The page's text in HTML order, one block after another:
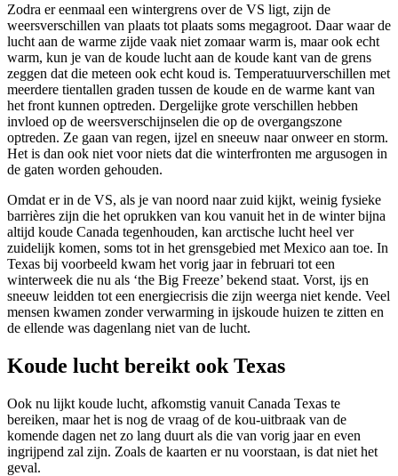
Zodra er eenmaal een wintergrens over de VS ligt, zijn de
weersverschillen van plaats tot plaats soms megagroot. Daar waar de
lucht aan de warme zijde vaak niet zomaar warm is, maar ook echt
warm, kun je van de koude lucht aan de koude kant van de grens
zeggen dat die meteen ook echt koud is. Temperatuurverschillen met
meerdere tientallen graden tussen de koude en de warme kant van
het front kunnen optreden. Dergelijke grote verschillen hebben
invloed op de weersverschijnselen die op de overgangszone
optreden. Ze gaan van regen, ijzel en sneeuw naar onweer en storm.
Het is dan ook niet voor niets dat die winterfronten me argusogen in
de gaten worden gehouden.
Omdat er in de VS, als je van noord naar zuid kijkt, weinig fysieke
barrières zijn die het oprukken van kou vanuit het in de winter bijna
altijd koude Canada tegenhouden, kan arctische lucht heel ver
zuidelijk komen, soms tot in het grensgebied met Mexico aan toe. In
Texas bij voorbeeld kwam het vorig jaar in februari tot een
winterweek die nu als ‘the Big Freeze’ bekend staat. Vorst, ijs en
sneeuw leidden tot een energiecrisis die zijn weerga niet kende. Veel
mensen kwamen zonder verwarming in ijskoude huizen te zitten en
de ellende was dagenlang niet van de lucht.
Koude lucht bereikt ook Texas
Ook nu lijkt koude lucht, afkomstig vanuit Canada Texas te
bereiken, maar het is nog de vraag of de kou-uitbraak van de
komende dagen net zo lang duurt als die van vorig jaar en even
ingrijpend zal zijn. Zoals de kaarten er nu voorstaan, is dat niet het
geval.